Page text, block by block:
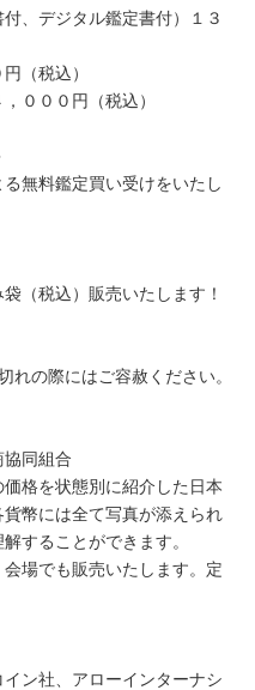
、デジタル鑑定書付）１３
（税込）
００円（税込）
無料鑑定買い受けをいたし
（税込）販売いたします！
れの際にはご容赦ください。
同組合
格を状態別に紹介した日本
幣には全て写真が添えられ
することができます。
場でも販売いたします。定
ン社、アローインターナシ